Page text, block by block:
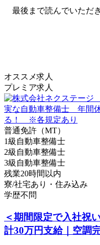
最後まで読んでいただ
オススメ求人
プレミア求人
普通免許（MT）
1級自動車整備士
2級自動車整備士
3級自動車整備士
残業20時間以内
寮/社宅あり・住み込み
学歴不問
＜期間限定で入社祝
計30万円支給｜空調